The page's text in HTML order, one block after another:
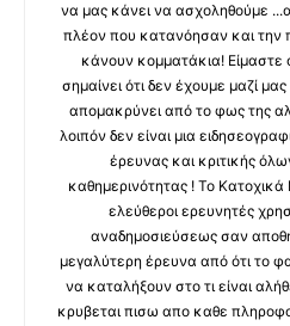
να μας κάνει να ασχοληθούμε
πλέον που κατανόησαν και την
κάνουν κομματάκια! Είμαστε
σημαίνει ότι δεν έχουμε μαζί
απομακρύνει από το φως της
λοιπόν δεν είναι μια
έρευνας και κριτικής
καθημερινότητας ! Το
ελεύθεροι ερευνητές
αναδημοσιεύσεως σαν
μεγαλύτερη έρευνα από ότι το
να καταλήξουν στο τι είναι
κρυβεται πισω απο καθε